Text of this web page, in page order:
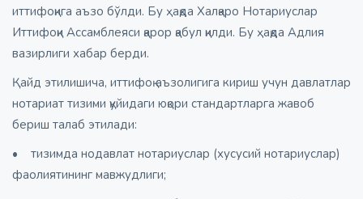
иттифоқига аъзо бўлди. Бу ҳақда Халқаро Нотариуслар
Иттифоқи Ассамблеяси қарор қабул қилди. Бу ҳақда Адлия
вазирлиги хабар берди.
Қайд этилишича, иттифоқ аъзолигига кириш учун давлатлар
нотариат тизими қуйидаги юқори стандартларга жавоб
бериш талаб этилади:
• тизимда нодавлат нотариуслар (хусусий нотариуслар)
фаолиятининг мавжудлиги;